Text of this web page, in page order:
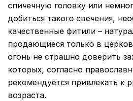
спичечную головку или
добиться такого свечения,
качественные фитили –
продающиеся только в
огонь не страшно доверить
которых, согласно
рекомендуется привлекать к
возраста.